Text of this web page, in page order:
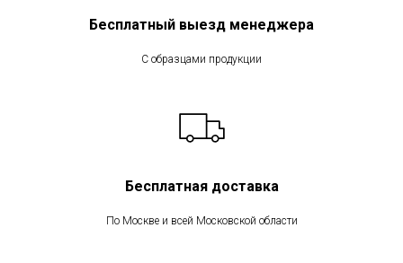
Бесплатный выезд менеджера
С образцами продукции
Бесплатная доставка
По Москве и всей Московской области